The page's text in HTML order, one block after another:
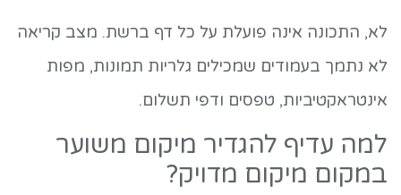
לא, התכונה אינה פועלת על כל דף ברשת. מצב קריאה
לא נתמך בעמודים שמכילים גלריות תמונות, מפות
אינטראקטיביות, טפסים ודפי תשלום.
למה עדיף להגדיר מיקום משוער
במקום מיקום מדויק?